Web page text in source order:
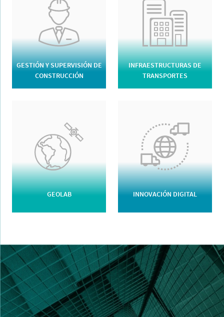
GESTIÓN Y SUPERVISIÓN DE
CONSTRUCCIÓN
INFRAESTRUCTURAS DE
TRANSPORTES
GEOLAB INNOVACIÓN DIGITAL